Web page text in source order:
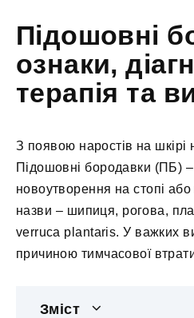
Підошовні
ознаки,
терапія та
З появою наростів на шкірі
Підошовні бородавки (ПБ) –
новоутворення на стопі або
назви – шипиця, рогова,
verruca plantaris. У важких
причиною тимчасової
Зміст